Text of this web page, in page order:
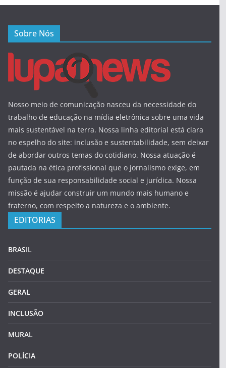
Sobre Nós
Nosso meio de comunicação nasceu da necessidade do
trabalho de educação na mídia eletrônica sobre uma vida
mais sustentável na terra. Nossa linha editorial está clara
no espelho do site: inclusão e sustentabilidade, sem deixar
de abordar outros temas do cotidiano. Nossa atuação é
pautada na ética profissional que o jornalismo exige, em
função de sua responsabilidade social e jurídica. Nossa
missão é ajudar construir um mundo mais humano e
fraterno, com respeito a natureza e o ambiente.
EDITORIAS
BRASIL
DESTAQUE
GERAL
INCLUSÃO
MURAL
POLÍCIA